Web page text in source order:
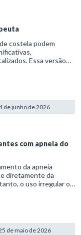
costela podem
Essa versão
de junho de 2026
com apneia do
da apneia
diretamente da
o uso irregular ou
de maio de 2026